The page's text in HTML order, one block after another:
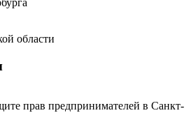
области
прав предпринимателей в Санкт-